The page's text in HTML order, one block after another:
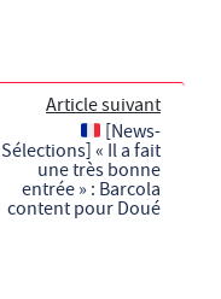
Article suivant
[News-
Sélections] « Il a fait
une très bonne
entrée » : Barcola
content pour Doué